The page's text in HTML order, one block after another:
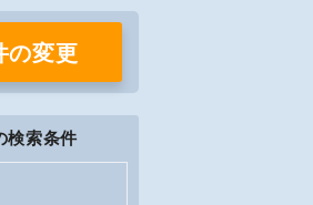
の変更
検索条件